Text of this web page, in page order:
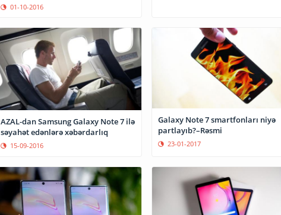
01-10-2016
AZAL-dan Samsung Galaxy Note 7 ilə
səyahət edənlərə xəbərdarlıq
15-09-2016
Galaxy Note 7 smartfonları niyə
partlayıb?–Rəsmi
23-01-2017